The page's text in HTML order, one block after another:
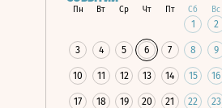
Пн Вт Ср Чт Пт Сб Вс
1 2
3 4 5 6 7 8 9
10 11 12 13 14 15 16
17 18 19 20 21 22 23